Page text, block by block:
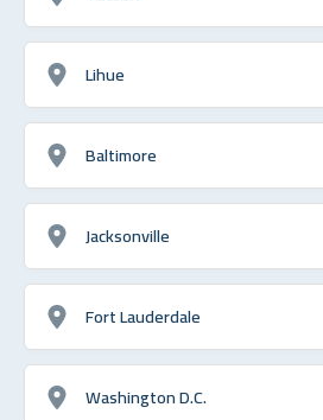
Lihue
Baltimore
Jacksonville
Fort Lauderdale
Washington D.C.